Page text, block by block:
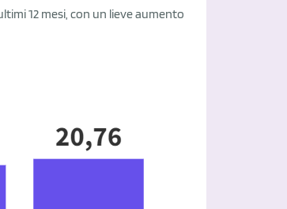
12 mesi, con un lieve aumento